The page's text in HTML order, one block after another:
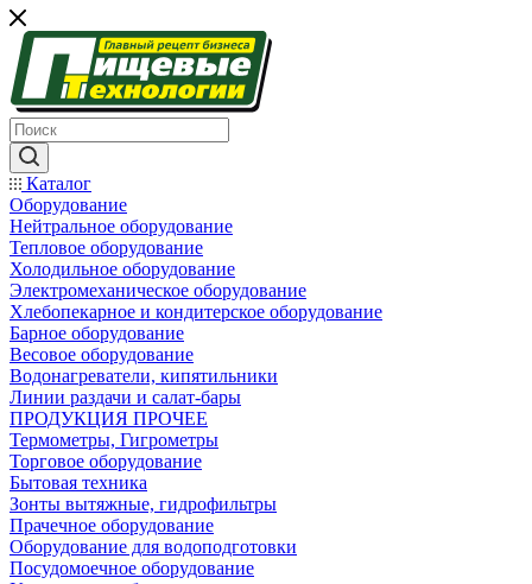
Каталог
Оборудование
Нейтральное оборудование
Тепловое оборудование
Холодильное оборудование
Электромеханическое оборудование
Хлебопекарное и кондитерское оборудование
Барное оборудование
Весовое оборудование
Водонагреватели, кипятильники
Линии раздачи и салат-бары
ПРОДУКЦИЯ ПРОЧЕЕ
Термометры, Гигрометры
Торговое оборудование
Бытовая техника
Зонты вытяжные, гидрофильтры
Прачечное оборудование
Оборудование для водоподготовки
Посудомоечное оборудование